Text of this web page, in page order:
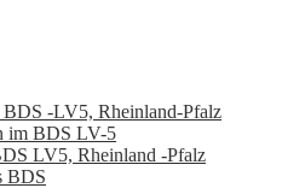
BDS -LV5, Rheinland-Pfalz
im BDS LV-5
LV5, Rheinland -Pfalz
BDS